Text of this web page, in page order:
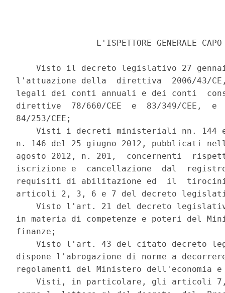
L'ISPETTORE GENERALE
Visto il decreto legislativo 27
l'attuazione della  direttiva  2006/43/
legali dei conti annuali e dei conti
direttive  78/660/CEE  e  83/349/CEE,
84/253/CEE;
Visti i decreti ministeriali nn. 144
n. 146 del 25 giugno 2012, pubblicati
agosto 2012, n. 201,  concernenti
iscrizione e  cancellazione  dal
requisiti di abilitazione ed  il
articoli 2, 3, 6 e 7 del decreto
Visto l'art. 21 del decreto
in materia di competenze e poteri del
finanze;
Visto l'art. 43 del citato decreto
dispone l'abrogazione di norme a
regolamenti del Ministero dell'economia
Visti, in particolare, gli articoli